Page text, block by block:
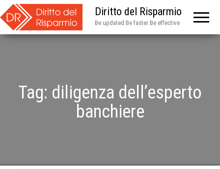
Diritto del Risparmio
Be updated Be faster Be effective
Tag: diligenza dell’esperto
banchiere